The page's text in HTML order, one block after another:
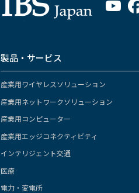
製品・サービス
産業用ワイヤレスソリューション
産業用ネットワークソリューション
産業用コンピューター
産業用エッジコネクティビティ
インテリジェント交通
医療
電力・変電所